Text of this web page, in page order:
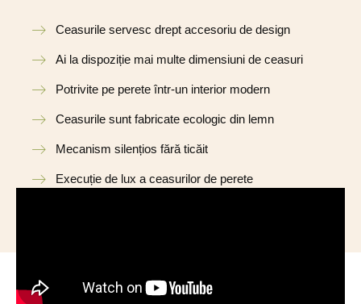
Ceasurile servesc drept accesoriu de design
Ai la dispoziție mai multe dimensiuni de ceasuri
Potrivite pe perete într-un interior modern
Ceasurile sunt fabricate ecologic din lemn
Mecanism silențios fără ticăit
Execuție de lux a ceasurilor de perete